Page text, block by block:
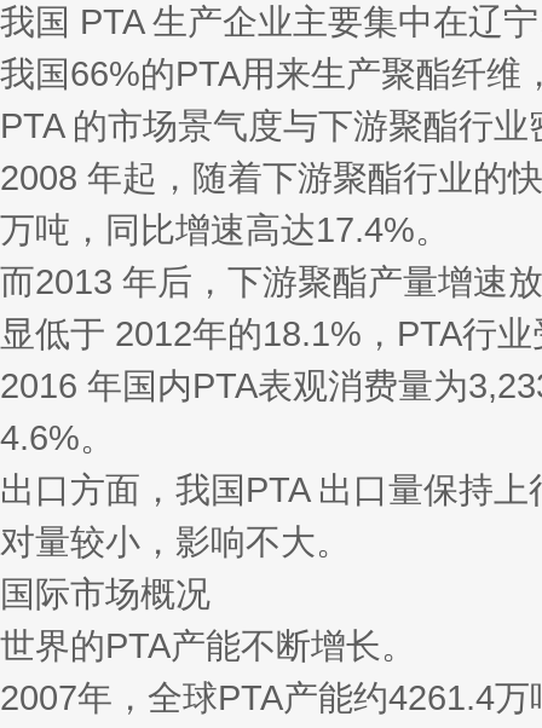
我国 PTA 生产企业主要集中在辽
我国66%的PTA用来生产聚酯纤
PTA 的市场景气度与下游聚酯行业
2008 年起，随着下游聚酯行业的
万吨，同比增速高达17.4%。
而2013 年后，下游聚酯产量增速
显低于 2012年的18.1%，PTA行
2016 年国内PTA表观消费量为
4.6%。
出口方面，我国PTA 出口量保持
对量较小，影响不大。
国际市场概况
世界的PTA产能不断增长。
2007年，全球PTA产能约4261.4